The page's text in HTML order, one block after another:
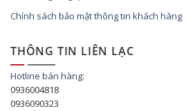
Chính sách bảo mật thông tin khách hàng
THÔNG TIN LIÊN LẠC
Hotline bán hàng:
0936004818
0936090323